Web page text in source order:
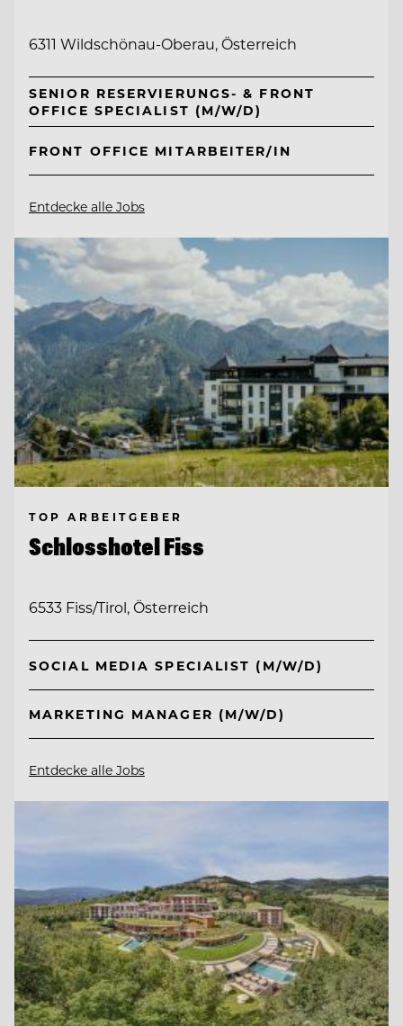
6311 Wildschönau-Oberau, Österreich
SENIOR RESERVIERUNGS- & FRONT
OFFICE SPECIALIST (M/W/D)
FRONT OFFICE MITARBEITER/IN
Entdecke alle Jobs
TOP ARBEITGEBER
Schlosshotel Fiss
6533 Fiss/Tirol, Österreich
SOCIAL MEDIA SPECIALIST (M/W/D)
MARKETING MANAGER (M/W/D)
Entdecke alle Jobs